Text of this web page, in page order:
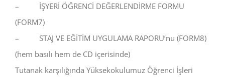
– İŞYERİ ÖĞRENCİ DEĞERLENDİRME FORMU
(FORM7)
– STAJ VE EĞİTİM UYGULAMA RAPORU’nu (FORM8)
(hem basılı hem de CD içerisinde)
Tutanak karşılığında Yüksekokulumuz Öğrenci İşleri